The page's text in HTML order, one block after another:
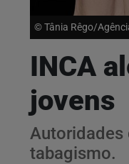
© Tânia Rêgo/
INCA
jovens
Autoridades
tabagismo.